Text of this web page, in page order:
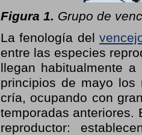
Figura 1. Grupo de
La fenología del
entre las especies
llegan habitualmente
principios de mayo los
cría, ocupando con
temporadas anteriores.
reproductor: